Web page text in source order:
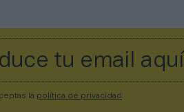
la política de privacidad